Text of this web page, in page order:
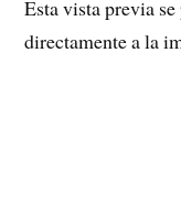
Esta vista previa
directamente a la